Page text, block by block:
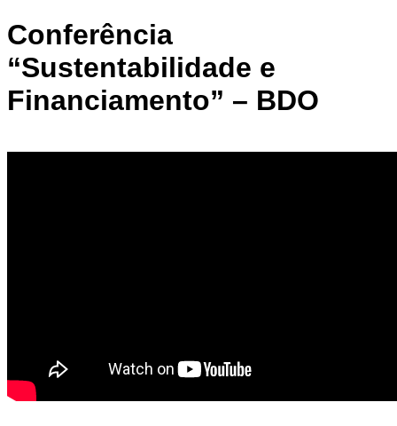
Conferência
“Sustentabilidade e
Financiamento” – BDO